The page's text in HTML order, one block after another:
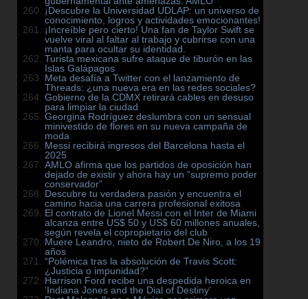
¡Descubre la Universidad UDLAP: un universo de
conocimiento, logros y actividades emocionantes!
¡Increíble pero cierto! Una fan de Taylor Swift se
vuelve viral al faltar al trabajo y cubrirse con una
manta para ocultar su identidad.
Turista mexicana sufre ataque de tiburón en las
Islas Galápagos
Meta desafía a Twitter con el lanzamiento de
Threads: ¿una nueva era en las redes sociales?
Gobierno de la CDMX retirará cables en desuso
para limpiar la ciudad
Georgina Rodríguez deslumbra con un sensual
minivestido de flores en su nueva campaña de
moda
Messi recibirá ingresos del Barcelona hasta el
2025
AMLO afirma que los partidos de oposición han
dejado de existir y ahora hay un “supremo poder
conservador”
Descubre tu verdadera pasión y encuentra el
camino hacia una carrera profesional exitosa
El contrato de Lionel Messi con el Inter de Miami
alcanza entre US$ 50 y US$ 60 millones anuales,
según revela el copropietario del club
Muere Leandro, nieto de Robert De Niro, a los 19
años
“Polémica tras la absolución de Travis Scott:
¿Justicia o impunidad?”
Harrison Ford recibe una despedida heroica en
‘Indiana Jones and the Dial of Destiny’